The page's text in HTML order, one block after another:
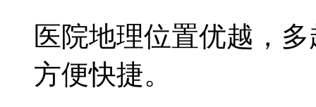
医院地理位置优越，
方便快捷。